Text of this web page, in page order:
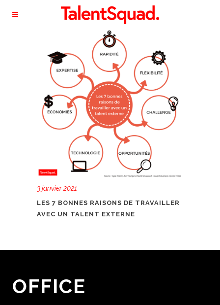
3 janvier 2021
LES 7 BONNES RAISONS DE TRAVAILLER
AVEC UN TALENT EXTERNE
OFFICE